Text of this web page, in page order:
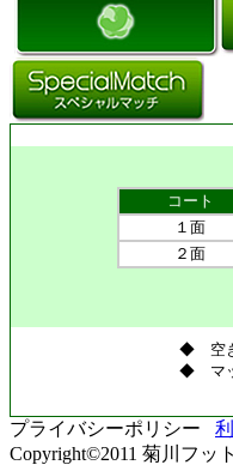
コート
１面
２面
◆ 空き
◆ マッ
プライバシーポリシー
Copyright©2011 菊川フッ